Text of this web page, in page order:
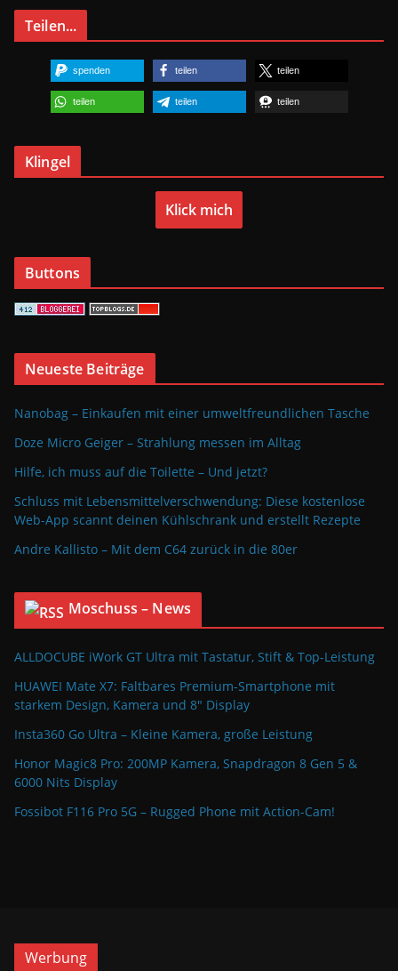
Teilen...
spenden teilen teilen
teilen teilen teilen
Klingel
Klick mich
Buttons
Neueste Beiträge
Nanobag – Einkaufen mit einer umweltfreundlichen Tasche
Doze Micro Geiger – Strahlung messen im Alltag
Hilfe, ich muss auf die Toilette – Und jetzt?
Schluss mit Lebensmittelverschwendung: Diese kostenlose
Web-App scannt deinen Kühlschrank und erstellt Rezepte
Andre Kallisto – Mit dem C64 zurück in die 80er
Moschuss – News
ALLDOCUBE iWork GT Ultra mit Tastatur, Stift & Top-Leistung
HUAWEI Mate X7: Faltbares Premium-Smartphone mit
starkem Design, Kamera und 8″ Display
Insta360 Go Ultra – Kleine Kamera, große Leistung
Honor Magic8 Pro: 200MP Kamera, Snapdragon 8 Gen 5 &
6000 Nits Display
Fossibot F116 Pro 5G – Rugged Phone mit Action-Cam!
Werbung